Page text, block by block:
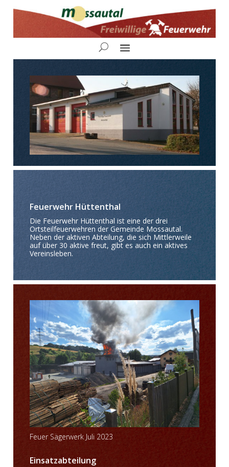
Feuerwehr Hüttenthal
Die Feuerwehr Hüttenthal ist eine der drei
Ortsteilfeuerwehren der Gemeinde Mossautal.
Neben der aktiven Abteilung, die sich Mittlerweile
auf über 30 aktive freut, gibt es auch ein aktives
Vereinsleben.
Feuer Sägerwerk Juli 2023
Einsatzabteilung